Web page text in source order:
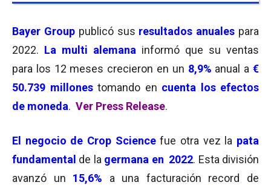
Bayer Group publicó sus resultados anuales para
2022. La multi alemana informó que su ventas
para los 12 meses crecieron en un 8,9% anual a€
50.739 millones tomando en cuenta los efectos
de moneda. Ver Press Release.
El negocio de Crop Sciencefue otra vez la pata
fundamental de la germana en 2022. Esta división
avanzó un 15,6% a una facturación record de